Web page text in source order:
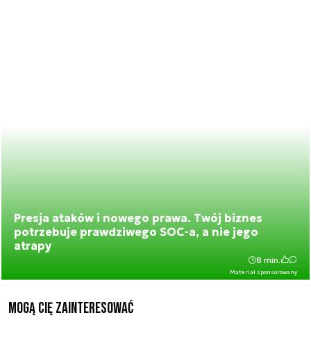
Presja ataków i nowego prawa. Twój biznes
potrzebuje prawdziwego SOC-a, a nie jego
atrapy
Materiał sponsorowany
8 min.
Mogą Cię zainteresować